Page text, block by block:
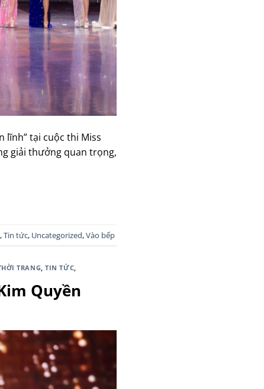
lĩnh” tại cuộc thi Miss
giải thưởng quan trọng,
,Tin tức, Uncategorized,Vào bếp
TRANG,TIN TỨC,
Quyền